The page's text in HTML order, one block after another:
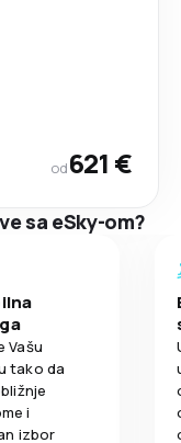
od621 €
sa eSky-om?
Vašu
tako da
i
izbor